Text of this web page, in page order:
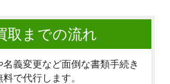
取までの流れ
名義変更など面倒な書類手続き
で代行します。